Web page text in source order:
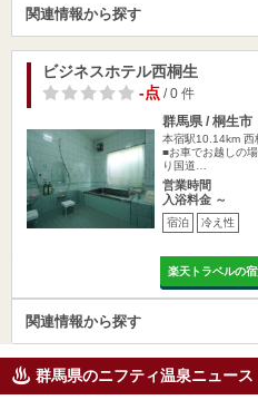
関連情報から探す
ビジネスホテル西桐生
-点/ 0 件
群馬県 / 桐生市
本宿駅10.14km 西
■お車でお越しの
り国道…
営業時間
入浴料金 ～
宿泊 冷え性
楽天トラベルの
関連情報から探す
群馬県のニフティ温泉ニュース